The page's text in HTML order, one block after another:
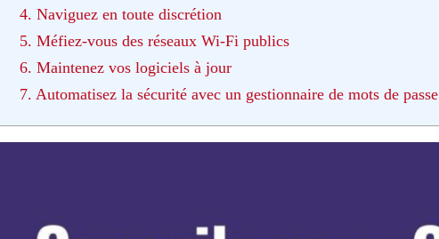
4. Naviguez en toute discrétion
5. Méfiez-vous des réseaux Wi-Fi publics
6. Maintenez vos logiciels à jour
7. Automatisez la sécurité avec un gestionnaire de mots de passe